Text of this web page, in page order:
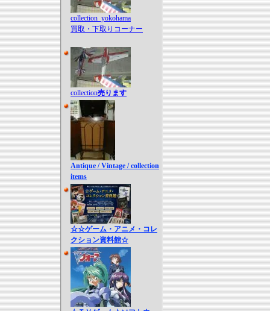
collection_yokohama
買取・下取りコーナー
collection売ります
Antique / Vintage / collection
items
☆☆ゲーム・アニメ・コレ
クション資料館☆